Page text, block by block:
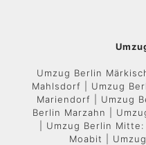
Umzug Berlin
Mahlsdorf | Umzug
Mariendorf | Umzug
Berlin Marzahn |
| Umzug Berlin
Moabit |